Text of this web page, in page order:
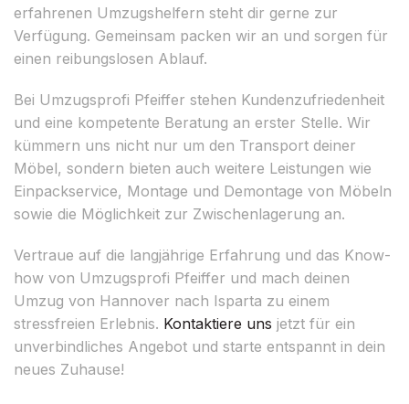
erfahrenen Umzugshelfern steht dir gerne zur
Verfügung. Gemeinsam packen wir an und sorgen für
einen reibungslosen Ablauf.
Bei Umzugsprofi Pfeiffer stehen Kundenzufriedenheit
und eine kompetente Beratung an erster Stelle. Wir
kümmern uns nicht nur um den Transport deiner
Möbel, sondern bieten auch weitere Leistungen wie
Einpackservice, Montage und Demontage von Möbeln
sowie die Möglichkeit zur Zwischenlagerung an.
Vertraue auf die langjährige Erfahrung und das Know-
how von Umzugsprofi Pfeiffer und mach deinen
Umzug von Hannover nach Isparta zu einem
stressfreien Erlebnis. Kontaktiere uns jetzt für ein
unverbindliches Angebot und starte entspannt in dein
neues Zuhause!